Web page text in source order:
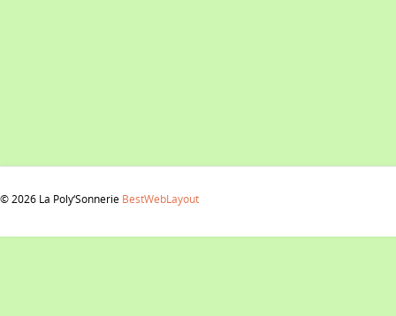
© 2026 La Poly‘Sonnerie BestWebLayout